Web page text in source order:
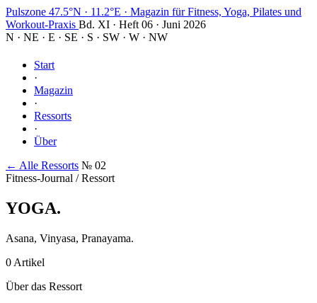
Pulszone 47.5°N · 11.2°E · Magazin für Fitness, Yoga, Pilates und
Workout-Praxis Bd. XI · Heft 06 · Juni 2026
N · NE · E · SE · S · SW · W · NW
Start
·
Magazin
·
Ressorts
·
Über
← Alle Ressorts № 02
Fitness-Journal / Ressort
YOGA.
Asana, Vinyasa, Pranayama.
0 Artikel
Über das Ressort